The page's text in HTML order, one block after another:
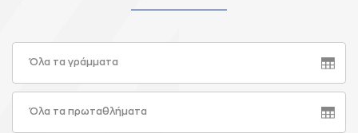
Όλα τα γράμματα
Όλα τα πρωταθλήματα